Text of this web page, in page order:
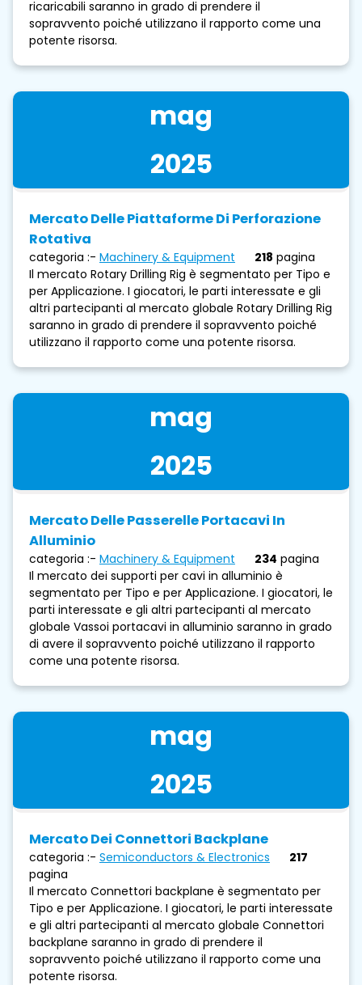
ricaricabili saranno in grado di prendere il
sopravvento poiché utilizzano il rapporto come una
potente risorsa.
mag
2025
Mercato Delle Piattaforme Di Perforazione
Rotativa
categoria :- Machinery & Equipment 218 pagina
Il mercato Rotary Drilling Rig è segmentato per Tipo e
per Applicazione. I giocatori, le parti interessate e gli
altri partecipanti al mercato globale Rotary Drilling Rig
saranno in grado di prendere il sopravvento poiché
utilizzano il rapporto come una potente risorsa.
mag
2025
Mercato Delle Passerelle Portacavi In ​​
Alluminio
categoria :- Machinery & Equipment 234 pagina
Il mercato dei supporti per cavi in ​​alluminio è
segmentato per Tipo e per Applicazione. I giocatori, le
parti interessate e gli altri partecipanti al mercato
globale Vassoi portacavi in ​​alluminio saranno in grado
di avere il sopravvento poiché utilizzano il rapporto
come una potente risorsa.
mag
2025
Mercato Dei Connettori Backplane
categoria :- Semiconductors & Electronics
217
pagina
Il mercato Connettori backplane è segmentato per
Tipo e per Applicazione. I giocatori, le parti interessate
e gli altri partecipanti al mercato globale Connettori
backplane saranno in grado di prendere il
sopravvento poiché utilizzano il rapporto come una
potente risorsa.